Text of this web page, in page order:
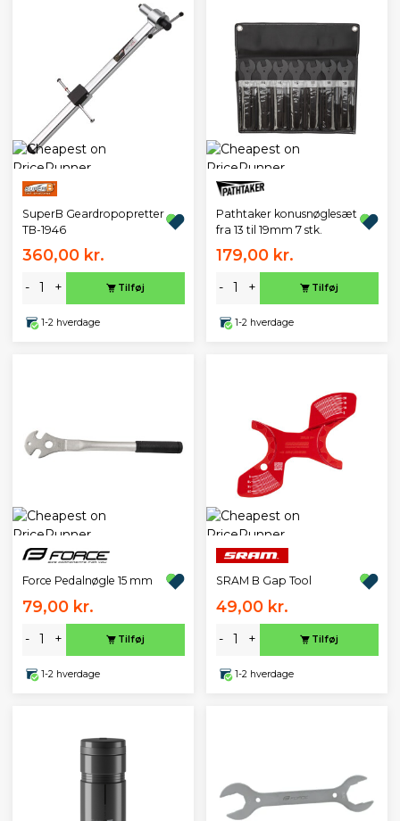
SuperB Geardropopretter
TB-1946
360,00 kr.
- + Tilføj
1-2 hverdage
Pathtaker konusnøglesæt
fra 13 til 19mm 7 stk.
179,00 kr.
- + Tilføj
1-2 hverdage
Force Pedalnøgle 15 mm
79,00 kr.
- + Tilføj
1-2 hverdage
SRAM B Gap Tool
49,00 kr.
- + Tilføj
1-2 hverdage